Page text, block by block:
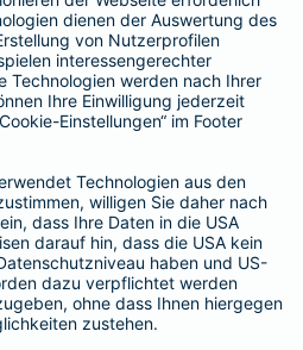
eV,
/ Pflege-Versicherungen,
Franta